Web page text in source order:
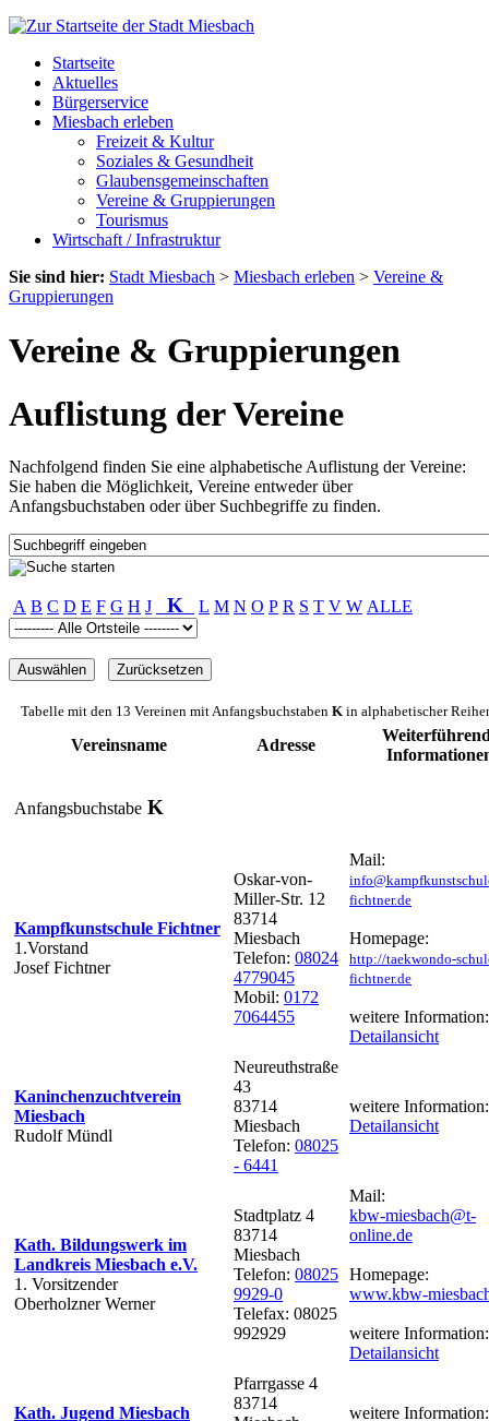
Startseite
Aktuelles
Bürgerservice
Miesbach erleben
Freizeit & Kultur
Soziales & Gesundheit
Glaubensgemeinschaften
Vereine & Gruppierungen
Tourismus
Wirtschaft / Infrastruktur
Sie sind hier: Stadt Miesbach > Miesbach erleben > Vereine &
Gruppierungen
Vereine & Gruppierungen
Auflistung der Vereine
Nachfolgend finden Sie eine alphabetische Auflistung der Vereine:
Sie haben die Möglichkeit, Vereine entweder über
Anfangsbuchstaben oder über Suchbegriffe zu finden.
A B C D E F G H J K L M N O P R S T V W ALLE
Tabelle mit den 13 Vereinen mit Anfangsbuchstaben K in alphabetischer
Vereinsname Adresse
Anfangsbuchstabe K
Kampfkunstschule Fichtner
1.Vorstand
Josef Fichtner
Oskar-von-
Miller-Str. 12
83714
Miesbach
Telefon: 08024
4779045
Mobil: 0172
7064455
Mail:
fichtner.de
Homepage:
http://taekwondo-
fichtner.de
weitere Information:
Detailansicht
Kaninchenzuchtverein
Miesbach
Rudolf Mündl
Neureuthstraße
43
83714
Miesbach
Telefon: 08025
- 6441
weitere Information:
Detailansicht
Kath. Bildungswerk im
Landkreis Miesbach e.V.
1. Vorsitzender
Oberholzner Werner
Stadtplatz 4
83714
Miesbach
Telefon: 08025
9929-0
Telefax: 08025
992929
Mail:
kbw-miesbach@t-
online.de
Homepage:
www.kbw-
weitere Information:
Detailansicht
Kath. Jugend Miesbach
Pfarrgasse 4
83714
weitere Information: